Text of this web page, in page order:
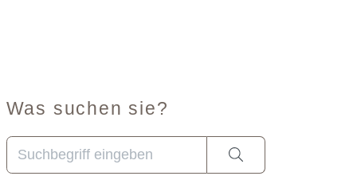
Was suchen sie?
Wenn die Ergebnisse der automatischen